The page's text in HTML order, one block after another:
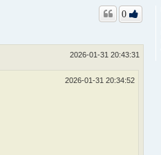
0
2026-01-31 20:43:31
2026-01-31 20:34:52